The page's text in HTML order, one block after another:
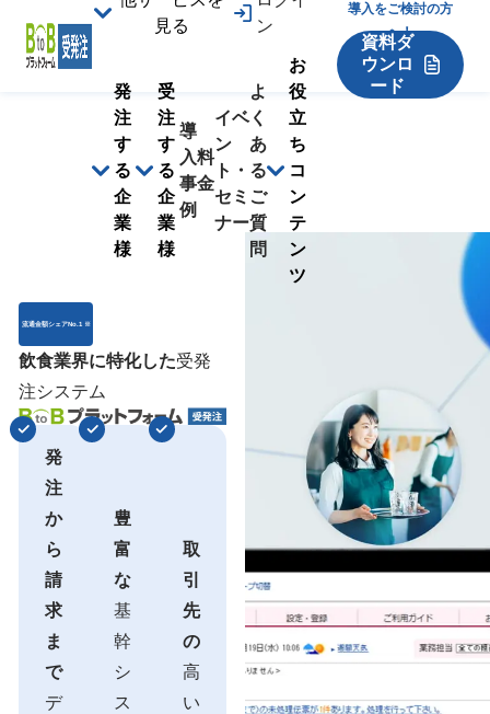
見る
ン
発
注
す
る
企
業
様
受
注
す
る
企
業
様
導
入
事
例
料
金
イベ
ン
ト・
セミ
ナー
よ
く
あ
る
ご
質
問
お
役
立
ち
コ
ン
テ
ン
ツ
導入をご検討の方
へ！
資料ダ
ウンロ
ード
流通金額シェアNo.1 ※
飲食業界に特化した受発
注システム
発
注
か
ら
請
求
ま
で
デ
豊
富
な
基
幹
シ
ス
取
引
先
の
高
い